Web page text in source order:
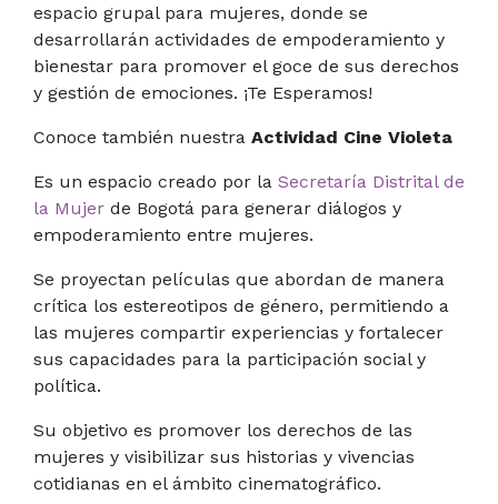
espacio grupal para mujeres, donde se
desarrollarán actividades de empoderamiento y
bienestar para promover el goce de sus derechos
y gestión de emociones. ¡Te Esperamos!
Conoce también nuestra Actividad Cine Violeta
Es un espacio creado por la Secretaría Distrital de
la Mujer de Bogotá para generar diálogos y
empoderamiento entre mujeres.
Se proyectan películas que abordan de manera
crítica los estereotipos de género, permitiendo a
las mujeres compartir experiencias y fortalecer
sus capacidades para la participación social y
política.
Su objetivo es promover los derechos de las
mujeres y visibilizar sus historias y vivencias
cotidianas en el ámbito cinematográfico.